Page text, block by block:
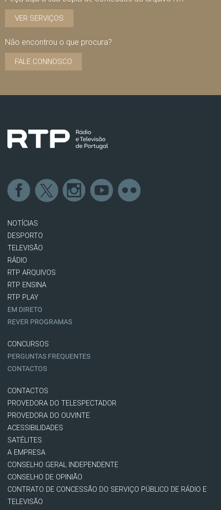
VER SERVIÇOS
Não encontrou o que procura?
FALE CONNOSCO
NOTÍCIAS
DESPORTO
TELEVISÃO
RÁDIO
RTP ARQUIVOS
RTP ENSINA
RTP PLAY
EM DIRETO
REVER PROGRAMAS
CONCURSOS
PERGUNTAS FREQUENTES
CONTACTOS
CONTACTOS
PROVEDORA DO TELESPECTADOR
PROVEDORA DO OUVINTE
ACESSIBILIDADES
SATÉLITES
A EMPRESA
CONSELHO GERAL INDEPENDENTE
CONSELHO DE OPINIÃO
CONTRATO DE CONCESSÃO DO SERVIÇO PÚBLICO DE RÁDIO E
TELEVISÃO